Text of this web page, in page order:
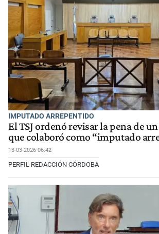
IMPUTADO ARREPENTIDO
El TSJ ordenó revisar la pena de
que colaboró como “imputado
13-03-2026 06:42
PERFIL REDACCIÓN CÓRDOBA